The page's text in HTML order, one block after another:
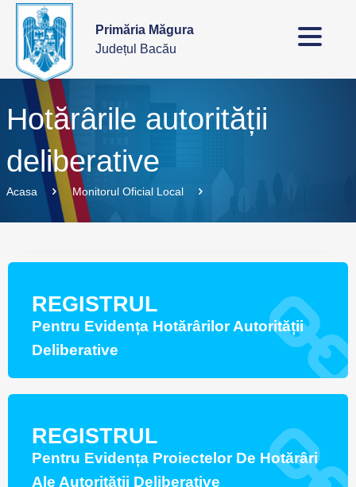
Primăria Măgura
Județul Bacău
Hotărârile autorității
deliberative
Acasa Monitorul Oficial Local
REGISTRUL
Pentru Evidența Hotărârilor Autorității
Deliberative
REGISTRUL
Pentru Evidența Proiectelor De Hotărâri
Ale Autorității Deliberative